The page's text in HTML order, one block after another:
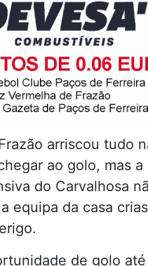
arriscou tudo
ao golo, mas a
do Carvalhosa
equipa da casa
de golo até